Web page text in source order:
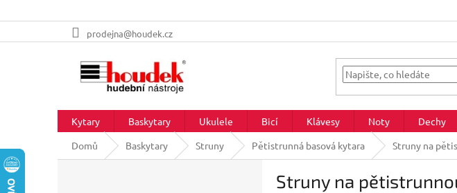
na
prodejna@houdek.cz
Kytary Baskytary Ukulele Bicí Klávesy Noty Dechy
Domů
Baskytary Struny Pětistrunná basová kytara Struny na
Struny na